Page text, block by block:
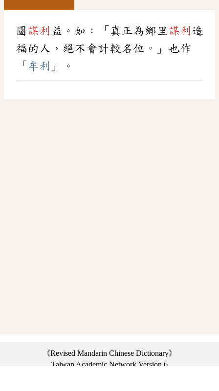
圖 謀利 益。如：「真正為鄉里謀利造
福的人，絕不會計較名位。」也作
「 牟利 」。
《Revised Mandarin Chinese Dictionary》
Taiwan Academic Network Version 6